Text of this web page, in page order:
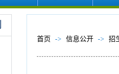
首页 -> 信息公开 -> 招